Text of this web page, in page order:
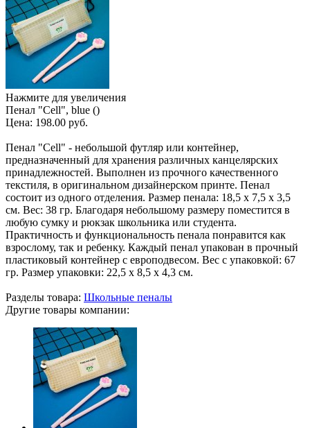
Нажмите для увеличения
Пенал "Cell", blue ()
Цена: 198.00 руб.
Пенал "Cell" - небольшой футляр или контейнер,
предназначенный для хранения различных канцелярских
принадлежностей. Выполнен из прочного качественного
текстиля, в оригинальном дизайнерском принте. Пенал
состоит из одного отделения. Размер пенала: 18,5 х 7,5 х 3,5
см. Вес: 38 гр. Благодаря небольшому размеру поместится в
любую сумку и рюкзак школьника или студента.
Практичность и функциональность пенала понравится как
взрослому, так и ребенку. Каждый пенал упакован в прочный
пластиковый контейнер с европодвесом. Вес с упаковкой: 67
гр. Размер упаковки: 22,5 х 8,5 х 4,3 см.
Разделы товара: Школьные пеналы
Другие товары компании: